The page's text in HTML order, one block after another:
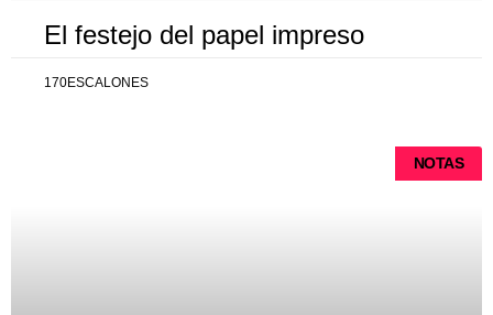
El festejo del papel impreso
170ESCALONES
NOTAS